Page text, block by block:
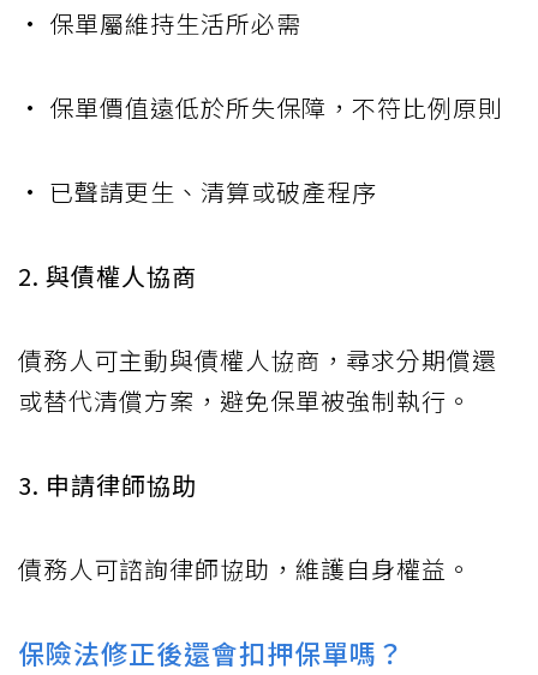
• 保單屬維持生活所必需
• 保單價值遠低於所失保障，不符比例原則
• 已聲請更生、清算或破產程序
2. 與債權人協商
債務人可主動與債權人協商，尋求分期償還
或替代清償方案，避免保單被強制執行。
3. 申請律師協助
債務人可諮詢律師協助，維護自身權益。
保險法修正後還會扣押保單嗎？